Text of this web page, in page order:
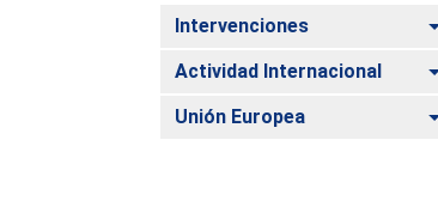
Intervenciones
Actividad Internacional
Unión Europea